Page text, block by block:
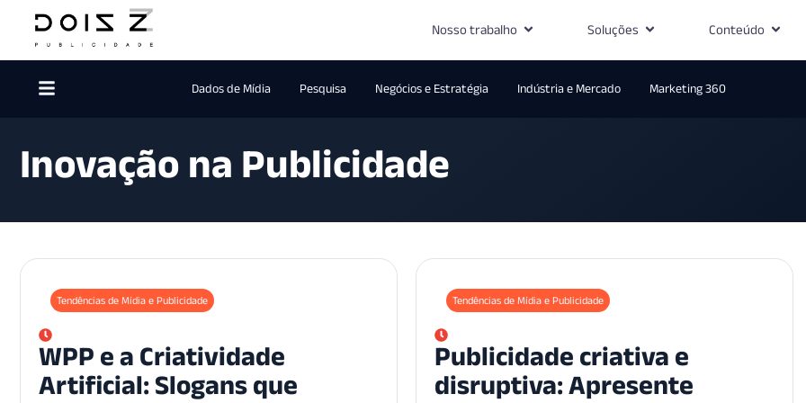
Nosso trabalho Soluções Conteúdo
Dados de Mídia Pesquisa Negócios e Estratégia Indústria e Mercado Marketing 360
Inovação na Publicidade
Tendências de Mídia e Publicidade
WPP e a Criatividade
Artificial: Slogans que
Tendências de Mídia e Publicidade
Publicidade criativa e
disruptiva: Apresente